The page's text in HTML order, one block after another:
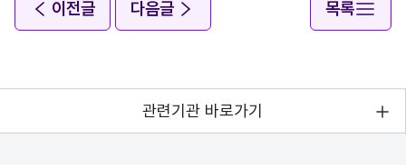
이전글 다음글 목록
관련기관 바로가기